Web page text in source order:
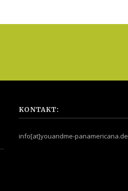
KONTAKT:
info[at]youandme-panamericana.de